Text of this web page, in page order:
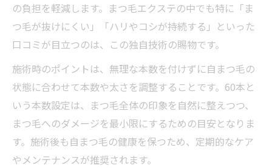
の負担を軽減します。まつ毛エクステの中でも特に「ま
つ毛が抜けにくい」「ハリやコシが持続する」といった
口コミが目立つのは、この独自技術の賜物です。
施術時のポイントは、無理な本数を付けずに自まつ毛の
状態に合わせて本数や太さを調整することです。60本と
いう本数設定は、まつ毛全体の印象を自然に整えつつ、
まつ毛へのダメージを最小限にするための目安となりま
す。施術後も自まつ毛の健康を保つため、定期的なケア
やメンテナンスが推奨されます。